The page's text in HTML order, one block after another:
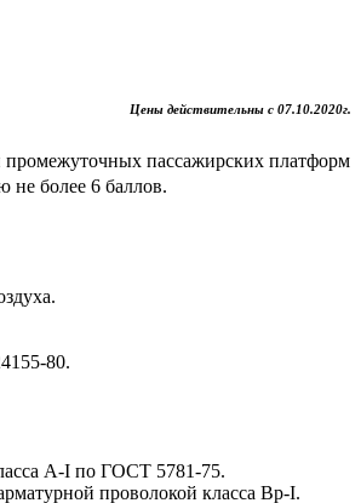
Цены действительны с 07.10.2020г.
пассажирских платформ
не более 6 баллов.
80.
А-I по ГОСТ 5781-75.
проволокой класса Вр-I.